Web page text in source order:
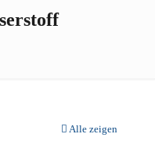
Alle zeigen